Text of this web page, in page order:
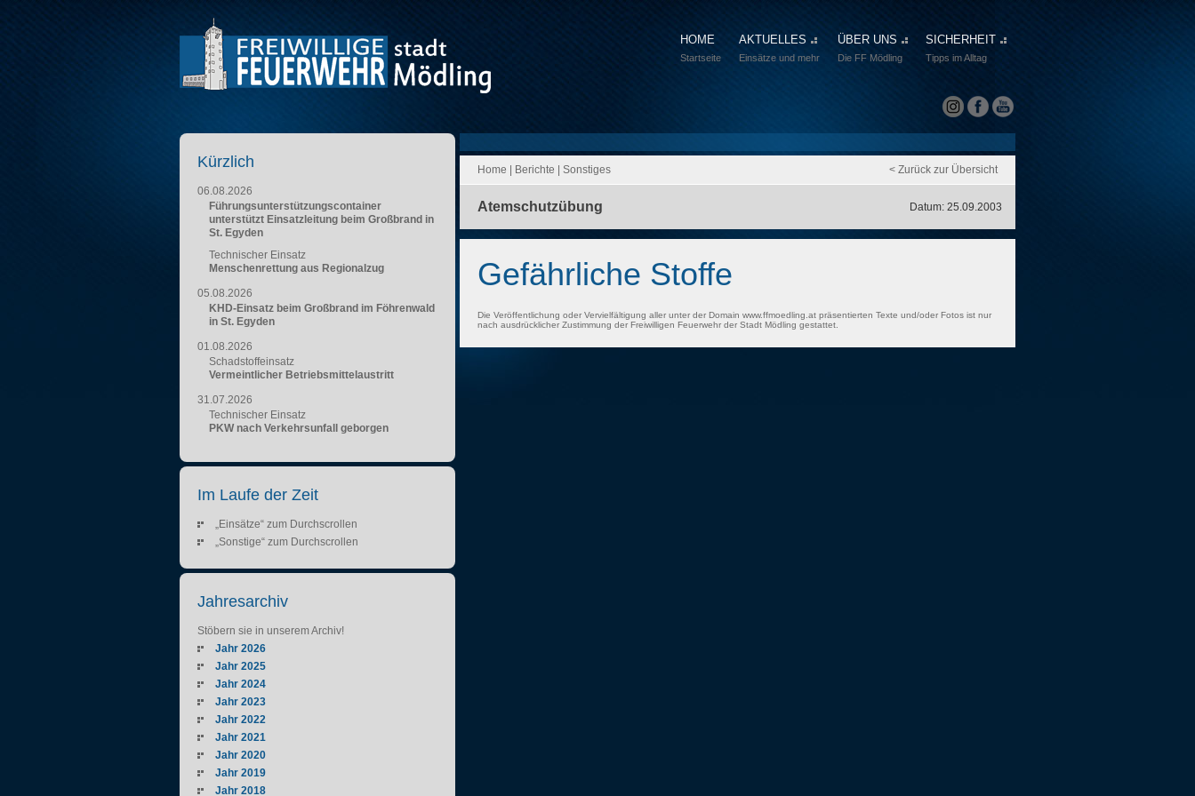
HOME
Startseite
AKTUELLES
Einsätze und mehr
ÜBER UNS
Die FF Mödling
SICHERHEIT
Tipps im Alltag
Home Berichte Sonstiges < Zurück zur Übersicht
Atemschutzübung Datum: 25.09.2003
Gefährliche Stoffe
Die Veröffentlichung oder Vervielfältigung aller unter der Domain www.ffmoedling.at präsentierten Texte und/oder Fotos ist nur
nach ausdrücklicher Zustimmung der Freiwilligen Feuerwehr der Stadt Mödling gestattet.
Kürzlich
06.08.2026
Führungsunterstützungscontainer
unterstützt Einsatzleitung beim Großbrand in
St. Egyden
Technischer Einsatz
Menschenrettung aus Regionalzug
05.08.2026
KHD-Einsatz beim Großbrand im Föhrenwald
in St. Egyden
01.08.2026
Schadstoffeinsatz
Vermeintlicher Betriebsmittelaustritt
31.07.2026
Technischer Einsatz
PKW nach Verkehrsunfall geborgen
Im Laufe der Zeit
„Einsätze“ zum Durchscrollen
„Sonstige“ zum Durchscrollen
Jahresarchiv
Stöbern sie in unserem Archiv!
Jahr 2026
Jahr 2025
Jahr 2024
Jahr 2023
Jahr 2022
Jahr 2021
Jahr 2020
Jahr 2019
Jahr 2018